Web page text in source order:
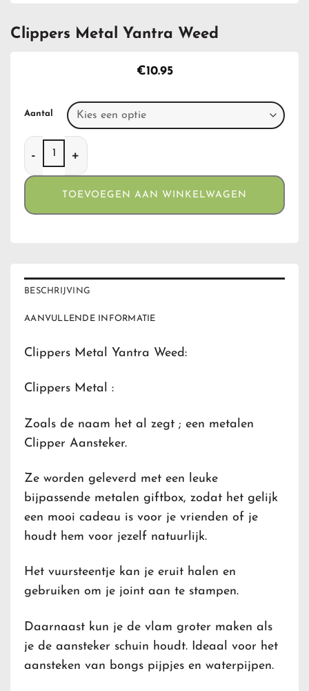
Clippers Metal Yantra Weed
€10.95
Aantal
Clippers Metal Yantra Weed aantal
TOEVOEGEN AAN WINKELWAGEN
BESCHRIJVING
AANVULLENDE INFORMATIE
Clippers Metal Yantra Weed:
Clippers Metal :
Zoals de naam het al zegt ; een metalen
Clipper Aansteker.
Ze worden geleverd met een leuke
bijpassende metalen giftbox, zodat het gelijk
een mooi cadeau is voor je vrienden of je
houdt hem voor jezelf natuurlijk.
Het vuursteentje kan je eruit halen en
gebruiken om je joint aan te stampen.
Daarnaast kun je de vlam groter maken als
je de aansteker schuin houdt. Ideaal voor het
aansteken van bongs pijpjes en waterpijpen.